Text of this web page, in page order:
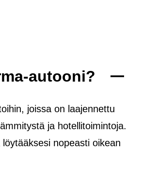
autooni?
joissa on laajennettu
ja hotellitoimintoja.
nopeasti oikean